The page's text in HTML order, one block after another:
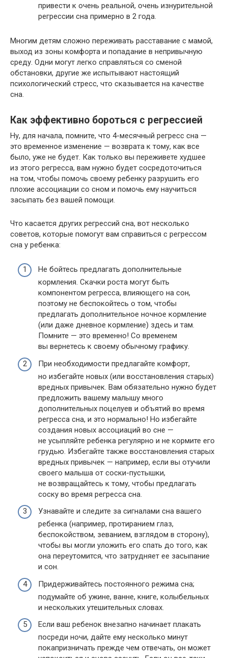
привести к очень реальной, очень изнурительной
регрессии сна примерно в 2 года.
Многим детям сложно переживать расставание с мамой,
выход из зоны комфорта и попадание в непривычную
среду. Одни могут легко справляться со сменой
обстановки, другие же испытывают настоящий
психологический стресс, что сказывается на качестве
сна.
Как эффективно бороться с регрессией
Ну, для начала, помните, что 4-месячный регресс сна —
это временное изменение — возврата к тому, как все
было, уже не будет. Как только вы переживете худшее
из этого регресса, вам нужно будет сосредоточиться
на том, чтобы помочь своему ребенку разрушить его
плохие ассоциации со сном и помочь ему научиться
засыпать без вашей помощи.
Что касается других регрессий сна, вот несколько
советов, которые помогут вам справиться с регрессом
сна у ребенка:
Не бойтесь предлагать дополнительные
кормления. Скачки роста могут быть
компонентом регресса, влияющего на сон,
поэтому не беспокойтесь о том, чтобы
предлагать дополнительное ночное кормление
(или даже дневное кормление) здесь и там.
Помните — это временно! Со временем
вы вернетесь к своему обычному графику.
При необходимости предлагайте комфорт,
но избегайте новых (или восстановления старых)
вредных привычек. Вам обязательно нужно будет
предложить вашему малышу много
дополнительных поцелуев и объятий во время
регресса сна, и это нормально! Но избегайте
создания новых ассоциаций во сне —
не усыпляйте ребенка регулярно и не кормите его
грудью. Избегайте также восстановления старых
вредных привычек — например, если вы отучили
своего малыша от соски-пустышки,
не возвращайтесь к тому, чтобы предлагать
соску во время регресса сна.
Узнавайте и следите за сигналами сна вашего
ребенка (например, протиранием глаз,
беспокойством, зеванием, взглядом в сторону),
чтобы вы могли уложить его спать до того, как
она переутомится, что затрудняет ее засыпание
и сон.
Придерживайтесь постоянного режима сна;
подумайте об ужине, ванне, книге, колыбельных
и нескольких утешительных словах.
Если ваш ребенок внезапно начинает плакать
посреди ночи, дайте ему несколько минут
покапризничать прежде чем отвечать, он может